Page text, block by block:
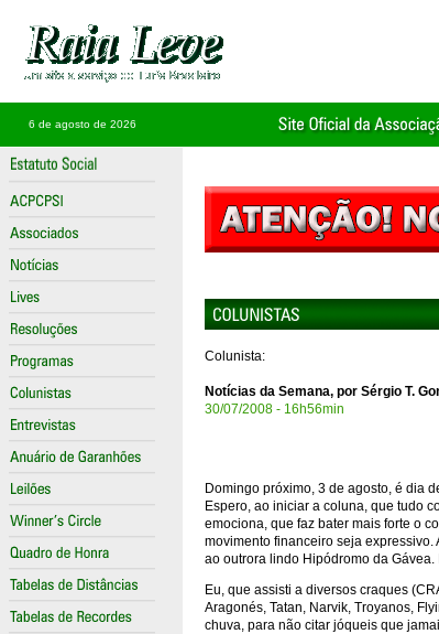
6 de agosto de 2026
Colunista:
Notícias da Semana, por Sérgio T.
30/07/2008 - 16h56min
Domingo próximo, 3 de agosto, é dia
Espero, ao iniciar a coluna, que tudo
emociona, que faz bater mais forte o
movimento financeiro seja
ao outrora lindo Hipódromo da Gávea.
Eu, que assisti a diversos craques
Aragonés, Tatan, Narvik, Troyanos,
chuva, para não citar jóqueis que